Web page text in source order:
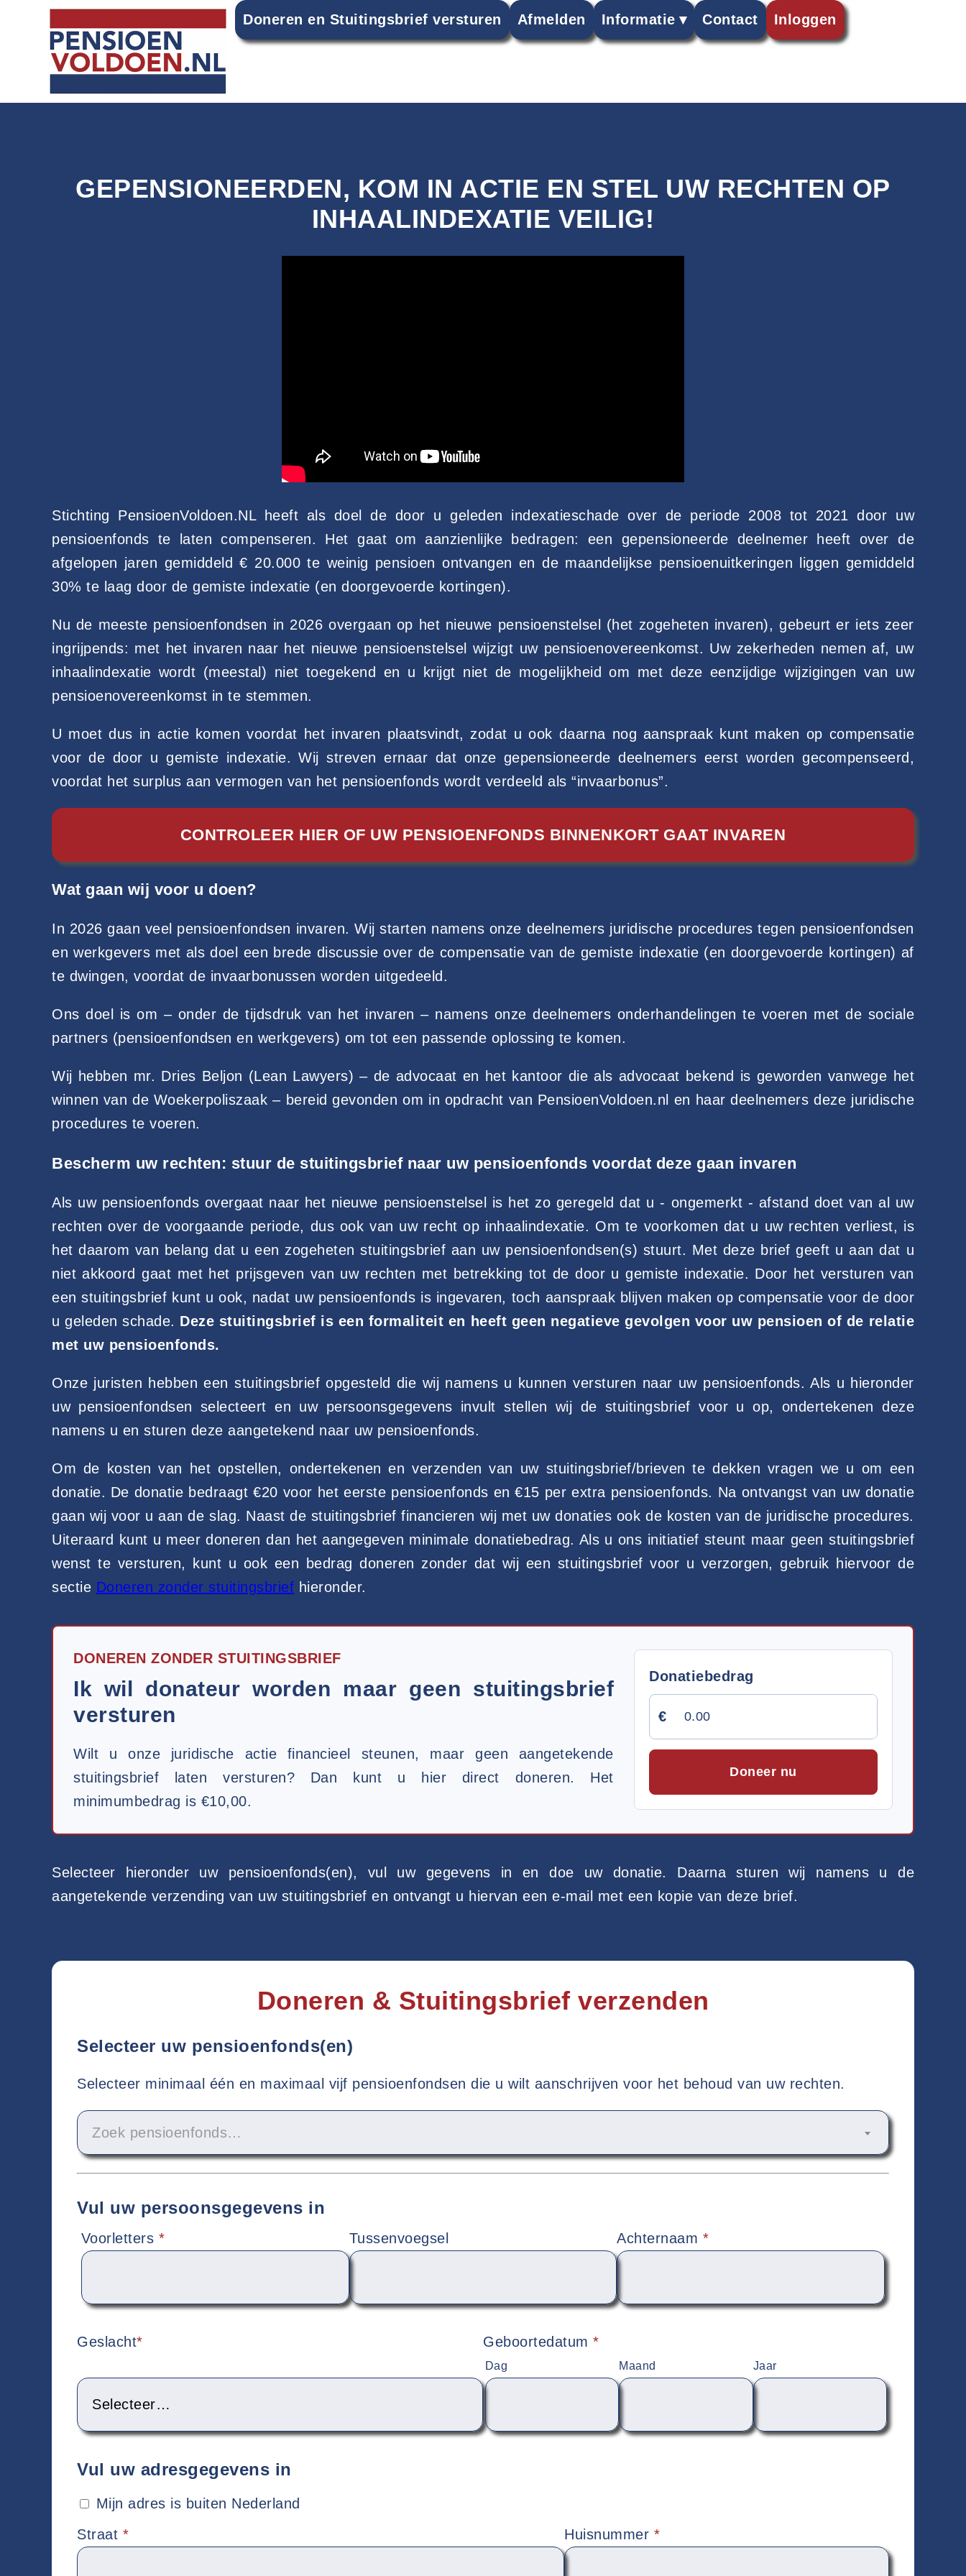
Doneren en Stuitingsbrief versturen Afmelden Informatie Contact Inloggen
GEPENSIONEERDEN, KOM IN ACTIE EN STEL UW RECHTEN OP
INHAALINDEXATIE VEILIG!
Stichting PensioenVoldoen.NL heeft als doel de door u geleden indexatieschade over de periode 2008 tot 2021 door uw
pensioenfonds te laten compenseren. Het gaat om aanzienlijke bedragen: een gepensioneerde deelnemer heeft over de
afgelopen jaren gemiddeld € 20.000 te weinig pensioen ontvangen en de maandelijkse pensioenuitkeringen liggen gemiddeld
30% te laag door de gemiste indexatie (en doorgevoerde kortingen).
Nu de meeste pensioenfondsen in 2026 overgaan op het nieuwe pensioenstelsel (het zogeheten invaren), gebeurt er iets zeer
ingrijpends: met het invaren naar het nieuwe pensioenstelsel wijzigt uw pensioenovereenkomst. Uw zekerheden nemen af, uw
inhaalindexatie wordt (meestal) niet toegekend en u krijgt niet de mogelijkheid om met deze eenzijdige wijzigingen van uw
pensioenovereenkomst in te stemmen.
U moet dus in actie komen voordat het invaren plaatsvindt, zodat u ook daarna nog aanspraak kunt maken op compensatie
voor de door u gemiste indexatie. Wij streven ernaar dat onze gepensioneerde deelnemers eerst worden gecompenseerd,
voordat het surplus aan vermogen van het pensioenfonds wordt verdeeld als “invaarbonus”.
CONTROLEER HIER OF UW PENSIOENFONDS BINNENKORT GAAT INVAREN
Wat gaan wij voor u doen?
In 2026 gaan veel pensioenfondsen invaren. Wij starten namens onze deelnemers juridische procedures tegen pensioenfondsen
en werkgevers met als doel een brede discussie over de compensatie van de gemiste indexatie (en doorgevoerde kortingen) af
te dwingen, voordat de invaarbonussen worden uitgedeeld.
Ons doel is om – onder de tijdsdruk van het invaren – namens onze deelnemers onderhandelingen te voeren met de sociale
partners (pensioenfondsen en werkgevers) om tot een passende oplossing te komen.
Wij hebben mr. Dries Beljon (Lean Lawyers) – de advocaat en het kantoor die als advocaat bekend is geworden vanwege het
winnen van de Woekerpoliszaak – bereid gevonden om in opdracht van PensioenVoldoen.nl en haar deelnemers deze juridische
procedures te voeren.
Bescherm uw rechten: stuur de stuitingsbrief naar uw pensioenfonds voordat deze gaan invaren
Als uw pensioenfonds overgaat naar het nieuwe pensioenstelsel is het zo geregeld dat u - ongemerkt - afstand doet van al uw
rechten over de voorgaande periode, dus ook van uw recht op inhaalindexatie. Om te voorkomen dat u uw rechten verliest, is
het daarom van belang dat u een zogeheten stuitingsbrief aan uw pensioenfondsen(s) stuurt. Met deze brief geeft u aan dat u
niet akkoord gaat met het prijsgeven van uw rechten met betrekking tot de door u gemiste indexatie. Door het versturen van
een stuitingsbrief kunt u ook, nadat uw pensioenfonds is ingevaren, toch aanspraak blijven maken op compensatie voor de door
u geleden schade. Deze stuitingsbrief is een formaliteit en heeft geen negatieve gevolgen voor uw pensioen of de relatie
met uw pensioenfonds.
Onze juristen hebben een stuitingsbrief opgesteld die wij namens u kunnen versturen naar uw pensioenfonds. Als u hieronder
uw pensioenfondsen selecteert en uw persoonsgegevens invult stellen wij de stuitingsbrief voor u op, ondertekenen deze
namens u en sturen deze aangetekend naar uw pensioenfonds.
Om de kosten van het opstellen, ondertekenen en verzenden van uw stuitingsbrief/brieven te dekken vragen we u om een
donatie. De donatie bedraagt €20 voor het eerste pensioenfonds en €15 per extra pensioenfonds. Na ontvangst van uw donatie
gaan wij voor u aan de slag. Naast de stuitingsbrief financieren wij met uw donaties ook de kosten van de juridische procedures.
Uiteraard kunt u meer doneren dan het aangegeven minimale donatiebedrag. Als u ons initiatief steunt maar geen stuitingsbrief
wenst te versturen, kunt u ook een bedrag doneren zonder dat wij een stuitingsbrief voor u verzorgen, gebruik hiervoor de
sectie Doneren zonder stuitingsbrief hieronder.
DONEREN ZONDER STUITINGSBRIEF
Ik wil donateur worden maar geen stuitingsbrief
versturen
Wilt u onze juridische actie financieel steunen, maar geen aangetekende
stuitingsbrief laten versturen? Dan kunt u hier direct doneren. Het
minimumbedrag is €10,00.
Donatiebedrag
€
Doneer nu
Selecteer hieronder uw pensioenfonds(en), vul uw gegevens in en doe uw donatie. Daarna sturen wij namens u de
aangetekende verzending van uw stuitingsbrief en ontvangt u hiervan een e-mail met een kopie van deze brief.
Doneren & Stuitingsbrief verzenden
Selecteer uw pensioenfonds(en)
Selecteer minimaal één en maximaal vijf pensioenfondsen die u wilt aanschrijven voor het behoud van uw rechten.
Zoek pensioenfonds…
Vul uw persoonsgegevens in
Voorletters * Tussenvoegsel Achternaam *
Geslacht* Geboortedatum *
Dag Maand Jaar
Vul uw adresgegevens in
Mijn adres is buiten Nederland
Straat * Huisnummer *